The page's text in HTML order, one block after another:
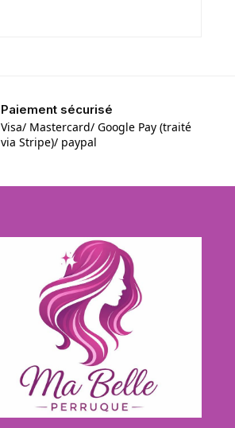
Paiement sécurisé
Visa/ Mastercard/ Google Pay (traité
via Stripe)/ paypal